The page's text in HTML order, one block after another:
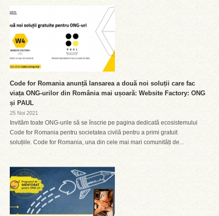
Code for Romania anunță lansarea a două noi soluții care fac
viața ONG-urilor din România mai ușoară: Website Factory: ONG
și PAUL
25 Noi 2021
Invităm toate ONG-urile să se înscrie pe pagina dedicată ecosistemului
Code for Romania pentru societatea civilă pentru a primi gratuit
soluțiile. Code for Romania, una din cele mai mari comunități de...